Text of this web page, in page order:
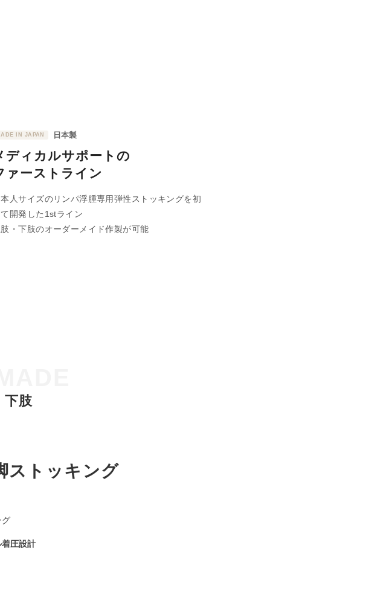
IN JAPAN 日本製
ディカルサポートの
ァーストライン
本人サイズのリンパ浮腫専用弾性ストッキングを初
開発した1stライン
肢・下肢のオーダーメイド作製が可能
下肢
ストッキング
グ
圧設計